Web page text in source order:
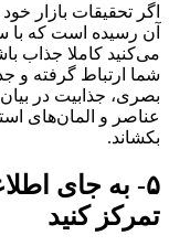
اگر تحقیقات بازار
آن رسیده است که با
می‌کنید کاملا جذاب
شما ارتباط گرفته و
بصری، جذابیت در
عناصر و المان‌های
بکشاند.
۵- به جای
تمرکز کنید